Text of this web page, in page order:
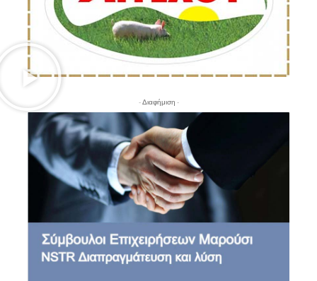
- Διαφήμιση -